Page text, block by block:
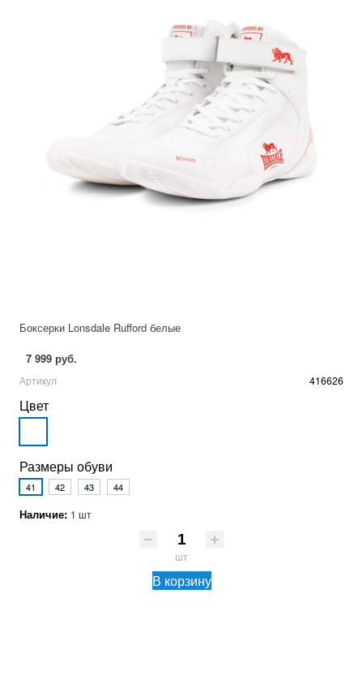
Боксерки Lonsdale Rufford белые
7 999 руб.
Артикул 416626
Цвет
Размеры обуви
41 42 43 44
Наличие: 1 шт
шт
В корзину